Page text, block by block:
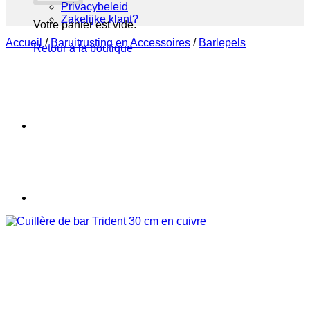
Votre panier est vide.
Retour à la boutique
Privacybeleid
Zakelijke klant?
Accueil / Baruitrusting en Accessoires / Barlepels